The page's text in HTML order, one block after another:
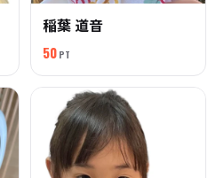
稲葉 道音
50 PT